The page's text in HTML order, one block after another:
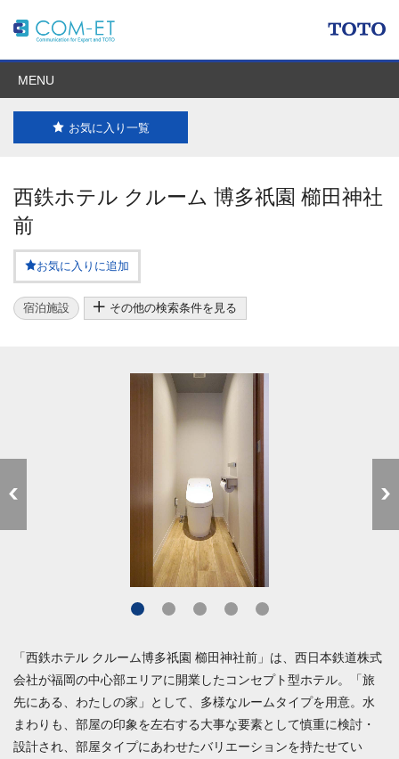
MENU
お気に入り一覧
西鉄ホテル クルーム 博多祇園 櫛田神社
前
お気に入りに追加
宿泊施設 その他の検索条件を見る
「西鉄ホテル クルーム博多祇園 櫛田神社前」は、西日本鉄道株式
会社が福岡の中心部エリアに開業したコンセプト型ホテル。「旅
先にある、わたしの家」として、多様なルームタイプを用意。水
まわりも、部屋の印象を左右する大事な要素として慎重に検討・
設計され、部屋タイプにあわせたバリエーションを持たせてい